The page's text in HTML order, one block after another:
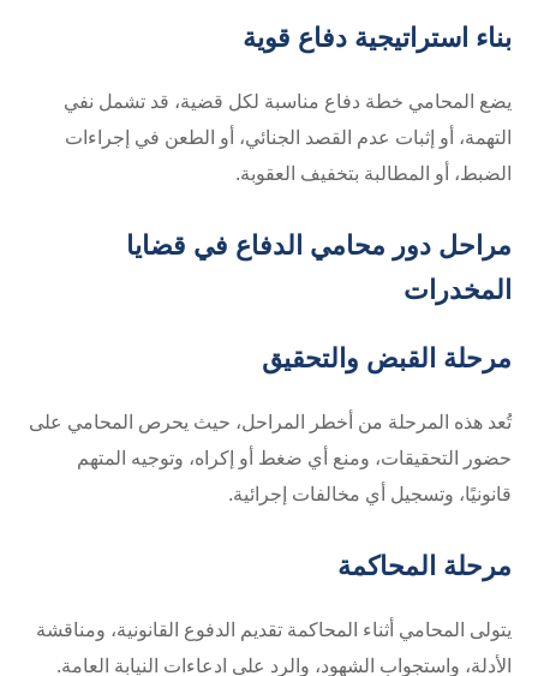
بناء استراتيجية دفاع قوية
يضع المحامي خطة دفاع مناسبة لكل قضية، قد تشمل نفي
التهمة، أو إثبات عدم القصد الجنائي، أو الطعن في إجراءات
الضبط، أو المطالبة بتخفيف العقوبة.
مراحل دور محامي الدفاع في قضايا
المخدرات
مرحلة القبض والتحقيق
تُعد هذه المرحلة من أخطر المراحل، حيث يحرص المحامي على
حضور التحقيقات، ومنع أي ضغط أو إكراه، وتوجيه المتهم
قانونيًا، وتسجيل أي مخالفات إجرائية.
مرحلة المحاكمة
يتولى المحامي أثناء المحاكمة تقديم الدفوع القانونية، ومناقشة
الأدلة، واستجواب الشهود، والرد على ادعاءات النيابة العامة.